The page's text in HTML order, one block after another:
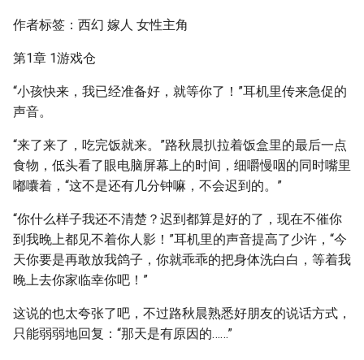
作者标签：西幻 嫁人 女性主角
第1章 1游戏仓
“小孩快来，我已经准备好，就等你了！”耳机里传来急促的
声音。
“来了来了，吃完饭就来。”路秋晨扒拉着饭盒里的最后一点
食物，低头看了眼电脑屏幕上的时间，细嚼慢咽的同时嘴里
嘟囔着，“这不是还有几分钟嘛，不会迟到的。”
“你什么样子我还不清楚？迟到都算是好的了，现在不催你
到我晚上都见不着你人影！”耳机里的声音提高了少许，“今
天你要是再敢放我鸽子，你就乖乖的把身体洗白白，等着我
晚上去你家临幸你吧！”
这说的也太夸张了吧，不过路秋晨熟悉好朋友的说话方式，
只能弱弱地回复：“那天是有原因的……”